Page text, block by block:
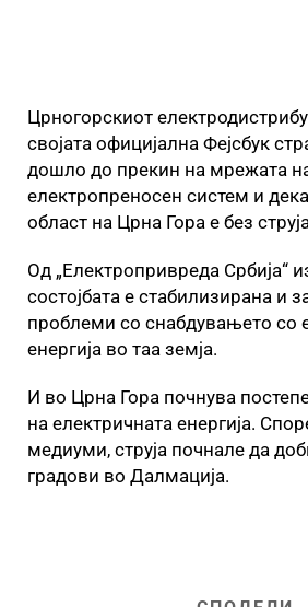
Црногорскиот
својата официјална Фејсбук
дошло до прекин на мрежата
електропреносен систем и
област на Црна Гора е без
Од „Електропривреда Србија“
состојбата е стабилизирана и
проблеми со снабдувањето со
енергија во таа земја.
И во Црна Гора почнува
на електричната енергија.
медиуми, струја почнале да
градови во Далмација.